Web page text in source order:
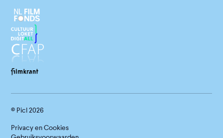
© Picl2026
Privacy en Cookies